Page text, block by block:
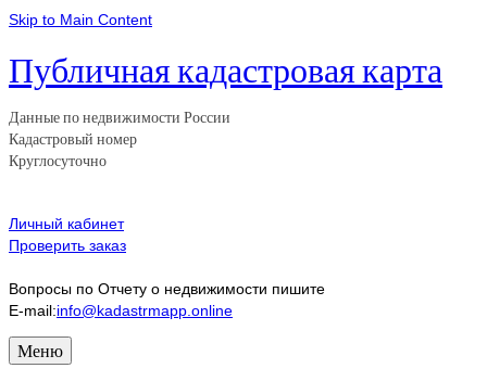
Skip to Main Content
Публичная кадастровая карта
Данные по недвижимости России
Кадастровый номер
Круглосуточно
Личный кабинет
Проверить заказ
Вопросы по Отчету о недвижимости пишите
E-mail:info@kadastrmapp.online
Меню